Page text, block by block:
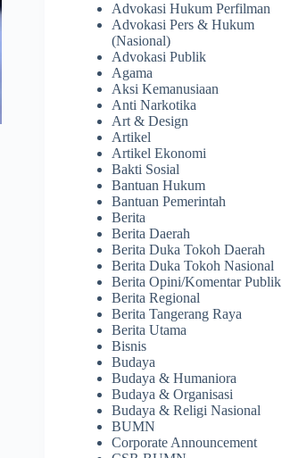
Advokasi Hukum Perfilman
Advokasi Pers & Hukum
(Nasional)
Advokasi Publik
Agama
Aksi Kemanusiaan
Anti Narkotika
Art & Design
Artikel
Artikel Ekonomi
Bakti Sosial
Bantuan Hukum
Bantuan Pemerintah
Berita
Berita Daerah
Berita Duka Tokoh Daerah
Berita Duka Tokoh Nasional
Berita Opini/Komentar Publik
Berita Regional
Berita Tangerang Raya
Berita Utama
Bisnis
Budaya
Budaya & Humaniora
Budaya & Organisasi
Budaya & Religi Nasional
BUMN
Corporate Announcement